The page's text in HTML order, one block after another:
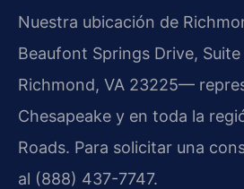
Nuestra ubicación de
Beaufont Springs Drive,
Richmond, VA 23225—
Chesapeake y en toda la
Roads. Para solicitar una
al (888) 437-7747.